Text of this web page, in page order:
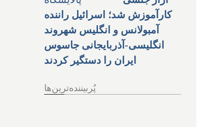
کارآموزش شد؛ اسرائیل راننده
آمبولانس و انگلیس شهروند
انگلیسی-آذربایجانی جاسوس
ایران را دستگیر کردند
پُربیننده‌ترین‌ها